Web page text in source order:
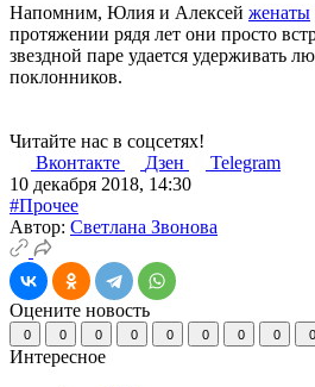
Напомним, Юлия и Алексей женаты
протяжении рядя лет они просто
звездной паре удается удерживать
поклонников.
Читайте нас в соцсетях!
Вконтакте
Дзен
Telegram
10 декабря 2018, 14:30
#Прочее
Автор: Светлана Звонова
Оцените новость
0 0 0 0 0 0 0 0 0
Интересное